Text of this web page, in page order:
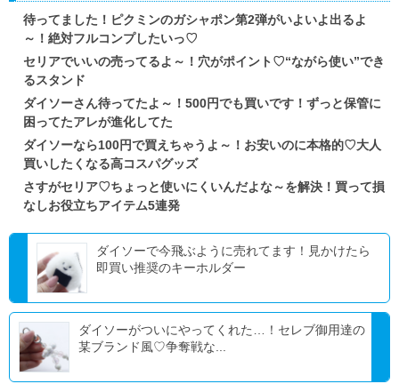
待ってました！ピクミンのガシャポン第2弾がいよいよ出るよ
～！絶対フルコンプしたいっ♡
セリアでいいの売ってるよ～！穴がポイント♡“ながら使い”でき
るスタンド
ダイソーさん待ってたよ～！500円でも買いです！ずっと保管に
困ってたアレが進化してた
ダイソーなら100円で買えちゃうよ～！お安いのに本格的♡大人
買いしたくなる高コスパグッズ
さすがセリア♡ちょっと使いにくいんだよな～を解決！買って損
なしお役立ちアイテム5連発
ダイソーで今飛ぶように売れてます！見かけたら
即買い推奨のキーホルダー
ダイソーがついにやってくれた…！セレブ御用達の
某ブランド風♡争奪戦な...